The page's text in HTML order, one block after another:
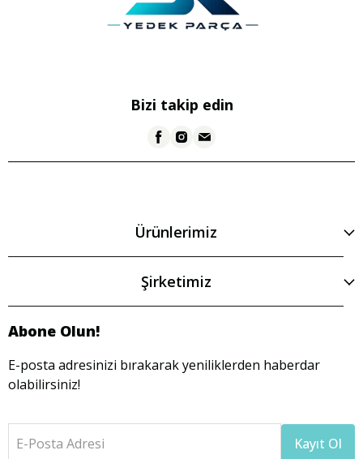
Bizi takip edin
Ürünlerimiz
Şirketimiz
Abone Olun!
E-posta adresinizi bırakarak yeniliklerden haberdar
olabilirsiniz!
E-Posta Adresi Kayıt Ol